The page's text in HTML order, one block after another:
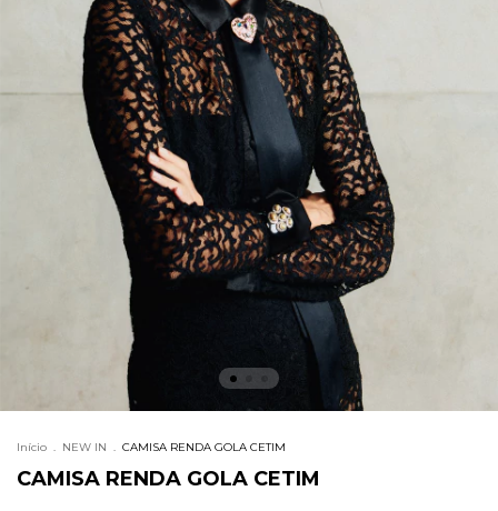
Início . NEW IN . CAMISA RENDA GOLA CETIM
CAMISA RENDA GOLA CETIM